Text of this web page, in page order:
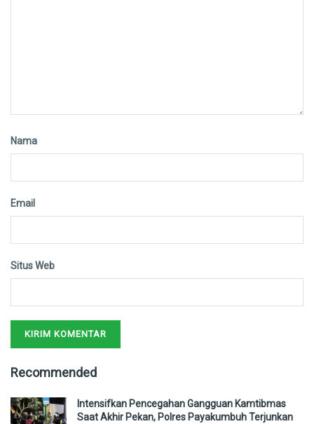
Nama
Email
Situs Web
Recommended
Intensifkan Pencegahan Gangguan Kamtibmas
Saat Akhir Pekan, Polres Payakumbuh Terjunkan